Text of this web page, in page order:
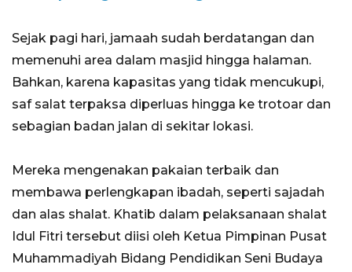
Sejak pagi hari, jamaah sudah berdatangan dan
memenuhi area dalam masjid hingga halaman.
Bahkan, karena kapasitas yang tidak mencukupi,
saf salat terpaksa diperluas hingga ke trotoar dan
sebagian badan jalan di sekitar lokasi.
Mereka mengenakan pakaian terbaik dan
membawa perlengkapan ibadah, seperti sajadah
dan alas shalat. Khatib dalam pelaksanaan shalat
Idul Fitri tersebut diisi oleh Ketua Pimpinan Pusat
Muhammadiyah Bidang Pendidikan Seni Budaya